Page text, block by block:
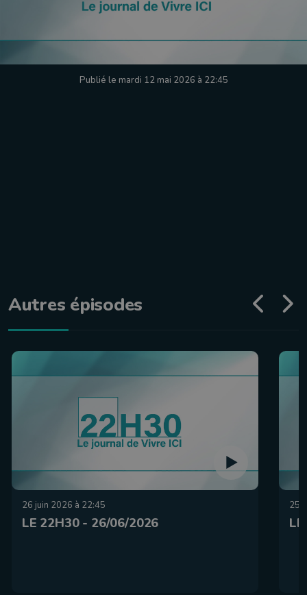
Publié le mardi 12 mai 2026 à 22:45
Autres épisodes
26 juin 2026 à 22:45
LE 22H30 - 26/06/2026
25